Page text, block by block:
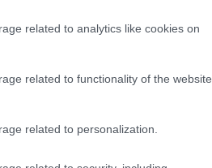
related to analytics like cookies on
related to functionality of the website
related to personalization.
gas, infatti, non figura
il suo principale
non è detto che siano
generazione hanno